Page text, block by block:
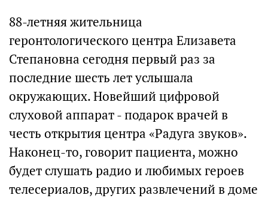
88-летняя жительница
геронтологического центра Елизавета
Степановна сегодня первый раз за
последние шесть лет услышала
окружающих. Новейший цифровой
слуховой аппарат - подарок врачей в
честь открытия центра «Радуга звуков».
Наконец-то, говорит пациента, можно
будет слушать радио и любимых героев
телесериалов, других развлечений в доме